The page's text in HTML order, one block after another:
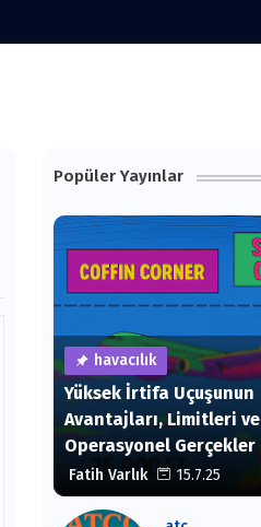
Popüler Yayınlar
havacılık
Yüksek İrtifa Uçuşunun
Avantajları, Limitleri ve
Operasyonel Gerçekler
Fatih Varlık 15.7.25